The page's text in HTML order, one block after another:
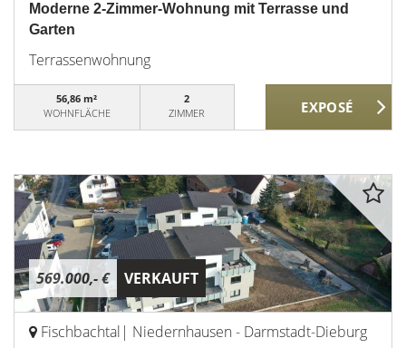
Moderne 2-Zimmer-Wohnung mit Terrasse und
Garten
Terrassenwohnung
56,86 m²
WOHNFLÄCHE
2
ZIMMER
569.000,- € VERKAUFT
Fischbachtal| Niedernhausen - Darmstadt-Dieburg